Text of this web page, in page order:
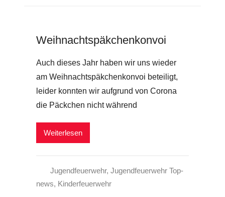
Weihnachtspäkchenkonvoi
Auch dieses Jahr haben wir uns wieder
am Weihnachtspäkchenkonvoi beteiligt,
leider konnten wir aufgrund von Corona
die Päckchen nicht während
Weiterlesen
Jugendfeuerwehr, Jugendfeuerwehr Top-
news, Kinderfeuerwehr